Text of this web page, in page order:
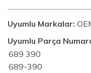
Uyumlu Markalar:
Uyumlu Parça
689 390
689-390